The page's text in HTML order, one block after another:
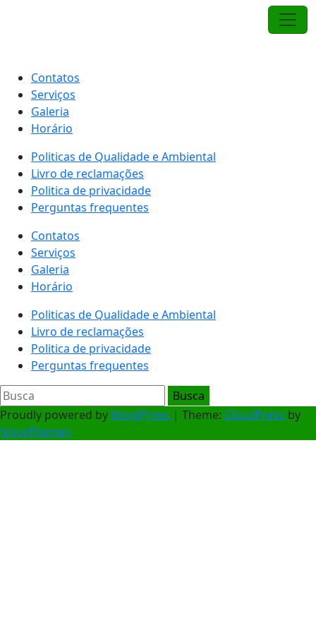
Contatos
Serviços
Galeria
Horário
Politicas de Qualidade e Ambiental
Livro de reclamações
Politica de privacidade
Perguntas frequentes
Contatos
Serviços
Galeria
Horário
Politicas de Qualidade e Ambiental
Livro de reclamações
Politica de privacidade
Perguntas frequentes
Proudly powered byWordPress | Theme: CloudPress by
SpiceThemes